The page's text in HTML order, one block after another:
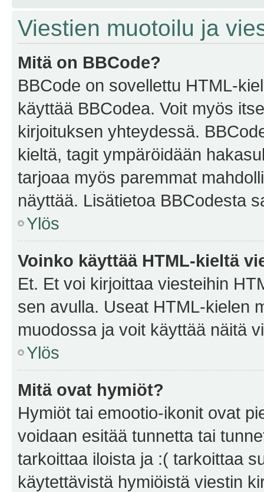
Viestien muotoilu ja
Mitä on BBCode?
BBCode on sovellettu HTML-
käyttää BBCodea. Voit myös
kirjoituksen yhteydessä.
kieltä, tagit ympäröidään
tarjoaa myös paremmat
näyttää. Lisätietoa BBCodesta
Ylös
Voinko käyttää HTML-kieltä
Et. Et voi kirjoittaa viesteihin
sen avulla. Useat HTML-kielen
muodossa ja voit käyttää näitä
Ylös
Mitä ovat hymiöt?
Hymiöt tai emootio-ikonit ovat
voidaan esitää tunnetta tai
tarkoittaa iloista ja :( tarkoittaa
käytettävistä hymiöistä viestin